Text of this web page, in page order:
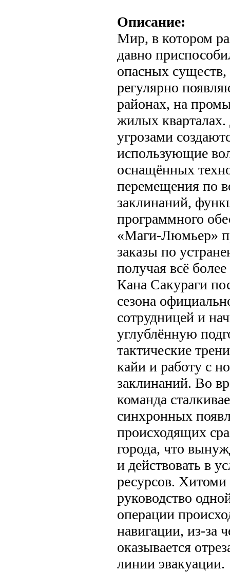
Описание:
Мир, в котором
давно
опасных
регулярно
районах, на
жилых
угрозами
использующие
оснащённых
перемещения по
заклинаний,
программного
«Маги-Люмьер»
заказы по
получая всё
Кана Сакураги
сезона
сотрудницей и
углублённую
тактические
кайи и работу с
заклинаний. Во
команда
синхронных
происходящих
города, что
и действовать в
ресурсов. Хитоми
руководство
операции
навигации, из-за
оказывается
линии эвакуации.